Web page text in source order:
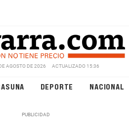
AGOSTO DE 2026 ACTUALIZADO 15:36
DEPORTE NACIONAL